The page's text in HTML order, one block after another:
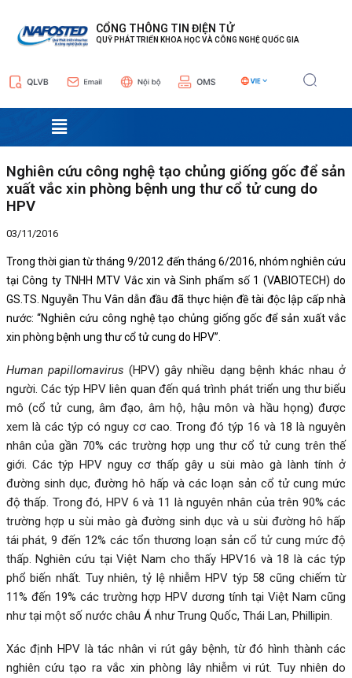
CỔNG THÔNG TIN ĐIỆN TỬ
QUỸ PHÁT TRIỂN KHOA HỌC VÀ CÔNG NGHỆ QUỐC GIA
Menu
Nghiên cứu công nghệ tạo chủng giống gốc để sản
xuất vắc xin phòng bệnh ung thư cổ tử cung do
HPV
03/11/2016
Trong thời gian từ tháng 9/2012 đến tháng 6/2016, nhóm nghiên cứu
tại Công ty TNHH MTV Vắc xin và Sinh phẩm số 1 (VABIOTECH) do
GS.TS. Nguyễn Thu Vân dẫn đầu đã thực hiện đề tài độc lập cấp nhà
nước: “Nghiên cứu công nghệ tạo chủng giống gốc để sản xuất vắc
xin phòng bệnh ung thư cổ tử cung do HPV”.
Human papillomavirus (HPV) gây nhiều dạng bệnh khác nhau ở
người. Các týp HPV liên quan đến quá trình phát triển ung thư biểu
mô (cổ tử cung, âm đạo, âm hộ, hậu môn và hầu họng) được
xem là các týp có nguy cơ cao. Trong đó týp 16 và 18 là nguyên
nhân của gần 70% các trường hợp ung thư cổ tử cung trên thế
giới. Các týp HPV nguy cơ thấp gây u sùi mào gà lành tính ở
đường sinh dục, đường hô hấp và các loạn sản cổ tử cung mức
độ thấp. Trong đó, HPV 6 và 11 là nguyên nhân của trên 90% các
trường hợp u sùi mào gà đường sinh dục và u sùi đường hô hấp
tái phát, 9 đến 12% các tổn thương loạn sản cổ tử cung mức độ
thấp. Nghiên cứu tại Việt Nam cho thấy HPV16 và 18 là các týp
phổ biến nhất. Tuy nhiên, tỷ lệ nhiễm HPV týp 58 cũng chiếm từ
11% đến 19% các trường hợp HPV dương tính tại Việt Nam cũng
như tại một số nước châu Á như Trung Quốc, Thái Lan, Phillipin.
Xác định HPV là tác nhân vi rút gây bệnh, từ đó hình thành các
nghiên cứu tạo ra vắc xin phòng lây nhiễm vi rút. Tuy nhiên do
hướng
bài